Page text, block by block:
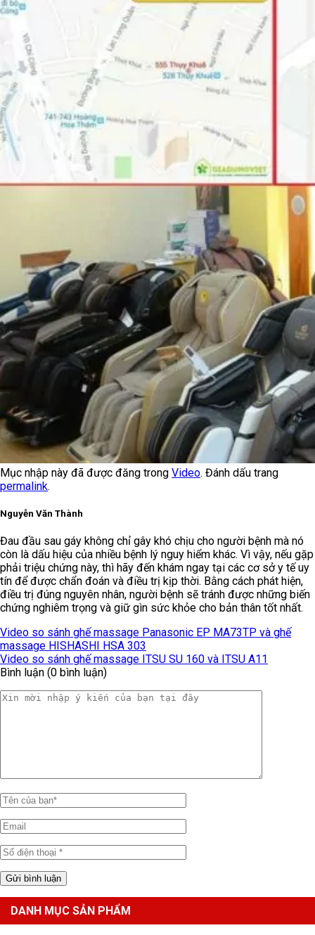
Mục nhập này đã được đăng trong Video. Đánh dấu trang
permalink.
Nguyễn Văn Thành
Đau đầu sau gáy không chỉ gây khó chịu cho người bệnh mà nó
còn là dấu hiệu của nhiều bệnh lý nguy hiểm khác. Vì vậy, nếu gặp
phải triệu chứng này, thì hãy đến khám ngay tại các cơ sở y tế uy
tín để được chẩn đoán và điều trị kịp thời. Bằng cách phát hiện,
điều trị đúng nguyên nhân, người bệnh sẽ tránh được những biến
chứng nghiêm trọng và giữ gìn sức khỏe cho bản thân tốt nhất.
Video so sánh ghế massage Panasonic EP MA73TP và ghế
massage HISHASHI HSA 303
Video so sánh ghế massage ITSU SU 160 và ITSU A11
Bình luận (0 bình luận)
DANH MỤC SẢN PHẨM